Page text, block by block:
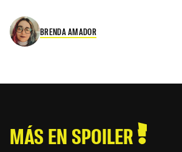
BRENDA AMADOR
MÁS EN SPOILER